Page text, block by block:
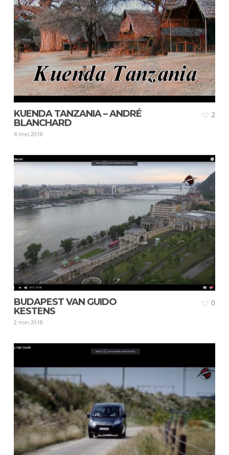
KUENDA TANZANIA – ANDRÉ
BLANCHARD
4 mei 2018
2
BUDAPEST VAN GUIDO
KESTENS
2 mei 2018
0